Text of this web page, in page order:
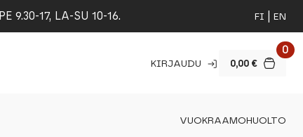
17, LA-SU 10-16. FI EN
KIRJAUDU 0,00 €
0
VUOKRAAMOHUOLTO